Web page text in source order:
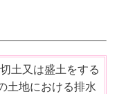
土又は盛土をする
土地における排水